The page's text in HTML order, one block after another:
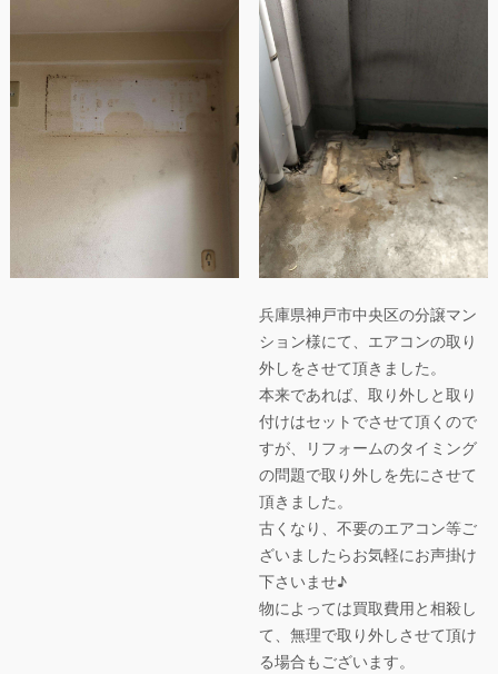
兵庫県神戸市中央区の分譲マン
ション様にて、エアコンの取り
外しをさせて頂きました。
本来であれば、取り外しと取り
付けはセットでさせて頂くので
すが、リフォームのタイミング
の問題で取り外しを先にさせて
頂きました。
古くなり、不要のエアコン等ご
ざいましたらお気軽にお声掛け
下さいませ♪
物によっては買取費用と相殺し
て、無理で取り外しさせて頂け
る場合もございます。